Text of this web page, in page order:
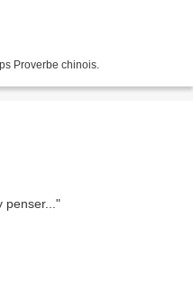
Proverbe chinois.